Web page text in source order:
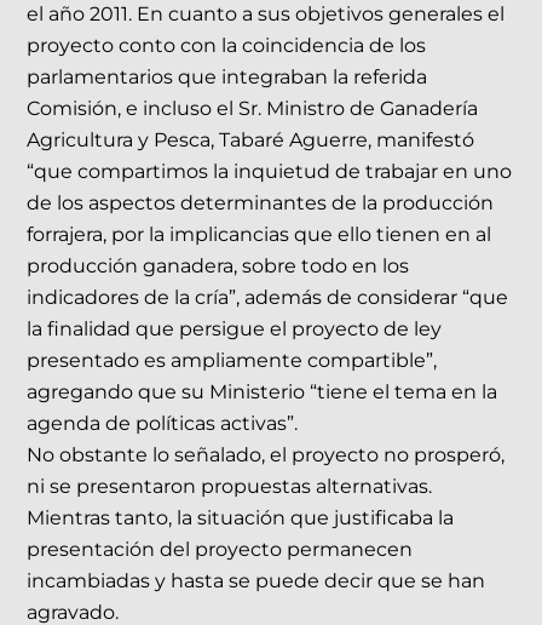
el año 2011. En cuanto a sus objetivos generales el
proyecto conto con la coincidencia de los
parlamentarios que integraban la referida
Comisión, e incluso el Sr. Ministro de Ganadería
Agricultura y Pesca, Tabaré Aguerre, manifestó
“que compartimos la inquietud de trabajar en uno
de los aspectos determinantes de la producción
forrajera, por la implicancias que ello tienen en al
producción ganadera, sobre todo en los
indicadores de la cría”, además de considerar “que
la finalidad que persigue el proyecto de ley
presentado es ampliamente compartible”,
agregando que su Ministerio “tiene el tema en la
agenda de políticas activas”.
No obstante lo señalado, el proyecto no prosperó,
ni se presentaron propuestas alternativas.
Mientras tanto, la situación que justificaba la
presentación del proyecto permanecen
incambiadas y hasta se puede decir que se han
agravado.